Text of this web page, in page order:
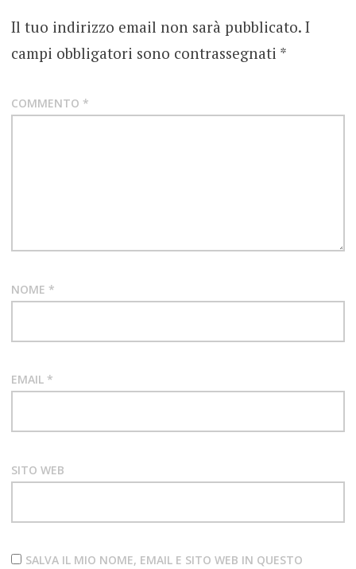
RECENSIONE
INDIE
ITALIANO
ITPOP
Il tuo indirizzo email non sarà pubblicato. I
campi obbligatori sono contrassegnati *
COMMENTO *
NOME *
EMAIL *
SITO WEB
SALVA IL MIO NOME, EMAIL E SITO WEB IN QUESTO